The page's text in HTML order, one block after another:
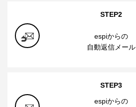
STEP2
espiからの
自動返信メール
STEP3
espiからの